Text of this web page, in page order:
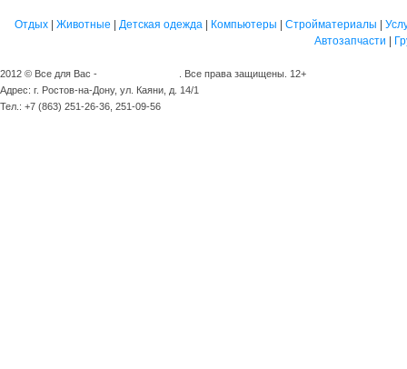
Отдых| Животные Детская одежда| Компьютеры Стройматериалы
Автозапчасти
2012 © Все для Вас -
. Все права защищены. 12+
Адрес: г. Ростов-на-Дону, ул. Каяни, д. 14/1
Тел.: +7 (863) 251-26-36, 251-09-56